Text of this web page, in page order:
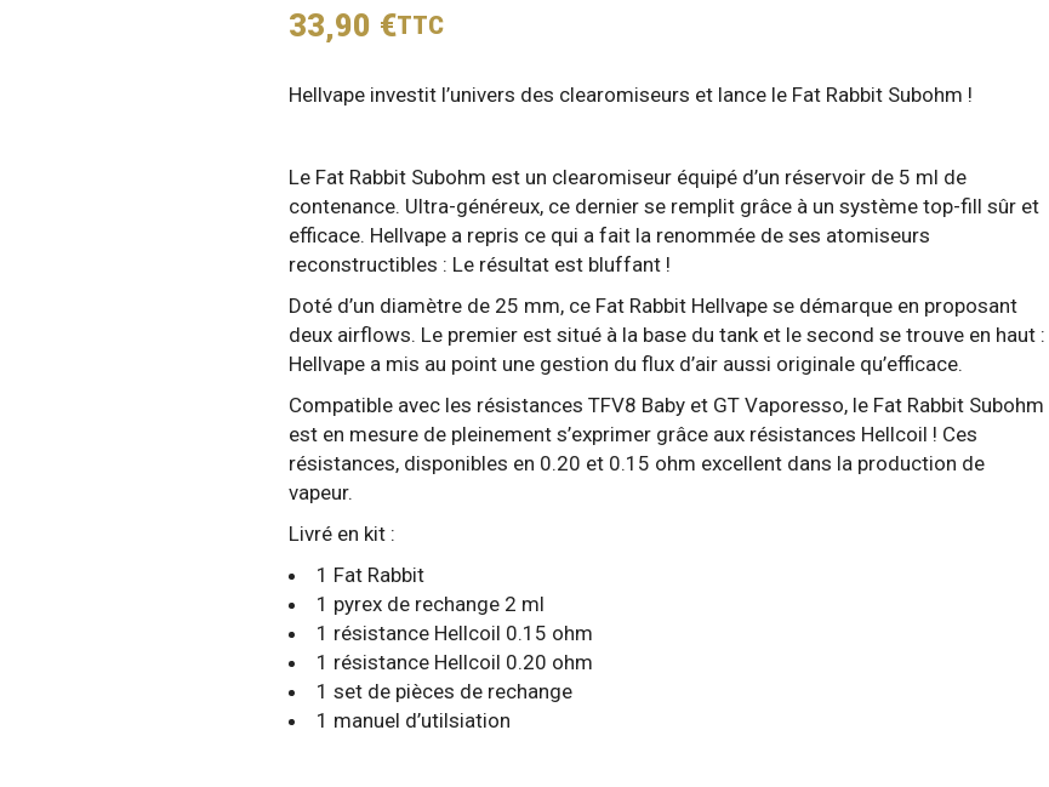
33,90 €TTC
Hellvape investit l’univers des clearomiseurs et lance le Fat Rabbit Subohm !
Le Fat Rabbit Subohm est un clearomiseur équipé d’un réservoir de 5 ml de
contenance. Ultra-généreux, ce dernier se remplit grâce à un système top-fill sûr et
efficace. Hellvape a repris ce qui a fait la renommée de ses atomiseurs
reconstructibles : Le résultat est bluffant !
Doté d’un diamètre de 25 mm, ce Fat Rabbit Hellvape se démarque en proposant
deux airflows. Le premier est situé à la base du tank et le second se trouve en haut :
Hellvape a mis au point une gestion du flux d’air aussi originale qu’efficace.
Compatible avec les résistances TFV8 Baby et GT Vaporesso, le Fat Rabbit Subohm
est en mesure de pleinement s’exprimer grâce aux résistances Hellcoil ! Ces
résistances, disponibles en 0.20 et 0.15 ohm excellent dans la production de
vapeur.
Livré en kit :
1 Fat Rabbit
1 pyrex de rechange 2 ml
1 résistance Hellcoil 0.15 ohm
1 résistance Hellcoil 0.20 ohm
1 set de pièces de rechange
1 manuel d’utilsiation